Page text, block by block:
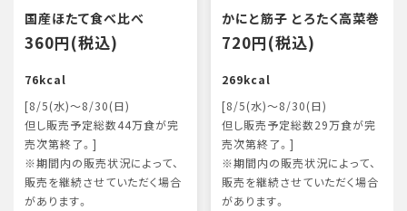
国産ほたて食べ比べ
360円(税込)
76kcal
[8/5(水)～8/30(日)
但し販売予定総数44万食が完
売次第終了。]
※期間内の販売状況によって、
販売を継続させていただく場合
があります。
かにと筋子 とろたく高菜巻
720円(税込)
269kcal
[8/5(水)～8/30(日)
但し販売予定総数29万食が完
売次第終了。]
※期間内の販売状況によって、
販売を継続させていただく場合
があります。